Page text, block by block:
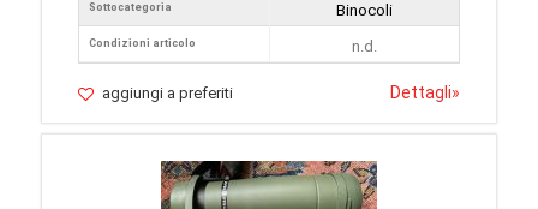
Sottocategoria
Condizioni articolo
Binocoli
n.d.
aggiungi a preferiti Dettagli»